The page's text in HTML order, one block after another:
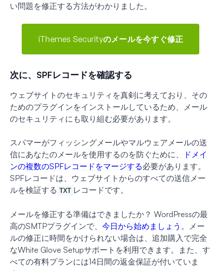
い問題を修正する方法がわかりました。
iThemes Securityのメールを今すぐ修正
次に、SPFレコードを確認する
ウェブサイトのセキュリティを真剣に考えており、その
ためのプラグインをインストールしているため、メール
のセキュリティにも取り組む必要があります。
スパマーがフィッシングメールやマルウェアメールの送
信にあなたのメールを使用するのを防ぐために、
ドメイ
ンの複数のSPFレコードをマージする必要があります。
SPFレコードは、ウェブサイトからのすべての送信メー
ルを検証する TXT レコードです。
メールを修正する準備はできましたか？ WordPressの最
高のSMTPプラグインで、 今日から始めましょう 。メー
ルの修正に時間をかけられない場合は、追加購入で完全
なWhite Glove Setupサポートを利用できます。また、す
べての有料プランには14日間の返金保証が付いていま